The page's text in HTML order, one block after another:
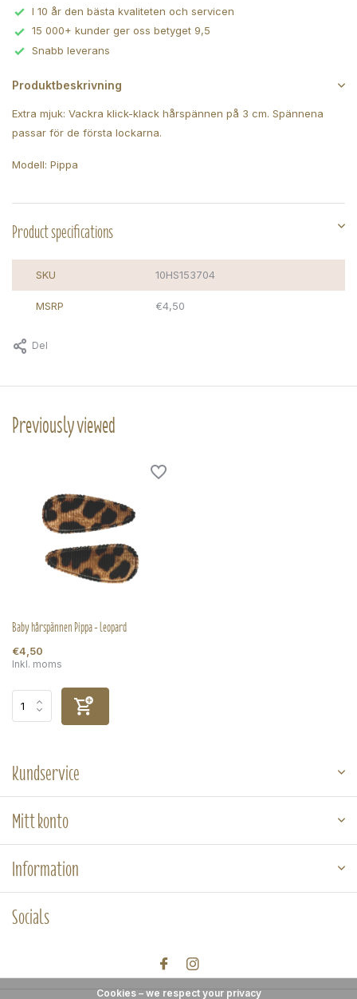
I 10 år den bästa kvaliteten och servicen
15 000+ kunder ger oss betyget 9,5
Snabb leverans
Produktbeskrivning
Extra mjuk: Vackra klick-klack hårspännen på 3 cm. Spännena
passar för de första lockarna.
Modell: Pippa
Product specifications
SKU 10HS153704
MSRP €4,50
Del
Previously viewed
Baby hårspännen Pippa - leopard
€4,50
Inkl. moms
Kundservice
Mitt konto
Information
Socials
Cookies – we respect your privacy